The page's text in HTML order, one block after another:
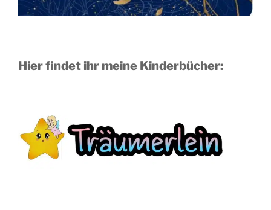
Hier findet ihr meine Kinderbücher: